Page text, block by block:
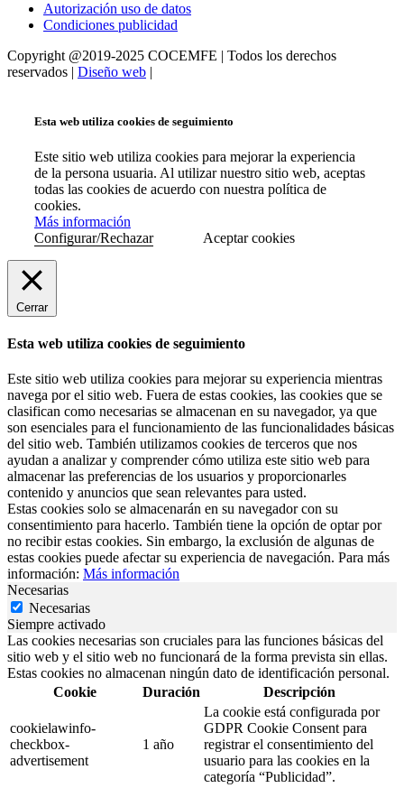
Autorización uso de datos
Condiciones publicidad
Copyright @2019-2025 COCEMFE | Todos los derechos
reservados | Diseño web |
Esta web utiliza cookies de seguimiento
Este sitio web utiliza cookies para mejorar la experiencia
de la persona usuaria. Al utilizar nuestro sitio web, aceptas
todas las cookies de acuerdo con nuestra política de
cookies.
Más información
Configurar/Rechazar
Aceptar cookies
Cerrar
Esta web utiliza cookies de seguimiento
Este sitio web utiliza cookies para mejorar su experiencia mientras
navega por el sitio web. Fuera de estas cookies, las cookies que se
clasifican como necesarias se almacenan en su navegador, ya que
son esenciales para el funcionamiento de las funcionalidades básicas
del sitio web. También utilizamos cookies de terceros que nos
ayudan a analizar y comprender cómo utiliza este sitio web para
almacenar las preferencias de los usuarios y proporcionarles
contenido y anuncios que sean relevantes para usted.
Estas cookies solo se almacenarán en su navegador con su
consentimiento para hacerlo. También tiene la opción de optar por
no recibir estas cookies. Sin embargo, la exclusión de algunas de
estas cookies puede afectar su experiencia de navegación. Para más
información: Más información
Necesarias
Necesarias
Siempre activado
Las cookies necesarias son cruciales para las funciones básicas del
sitio web y el sitio web no funcionará de la forma prevista sin ellas.
Estas cookies no almacenan ningún dato de identificación personal.
Cookie
Duración Descripción
cookielawinfo-
checkbox-
advertisement
1 año
La cookie está configurada por
GDPR Cookie Consent para
registrar el consentimiento del
usuario para las cookies en la
categoría “Publicidad”.